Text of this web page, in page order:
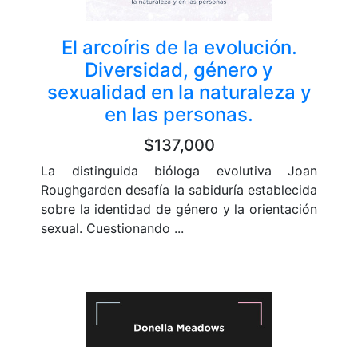
El arcoíris de la evolución.
Diversidad, género y
sexualidad en la naturaleza y
en las personas.
$137,000
La distinguida bióloga evolutiva Joan
Roughgarden desafía la sabiduría establecida
sobre la identidad de género y la orientación
sexual. Cuestionando ...